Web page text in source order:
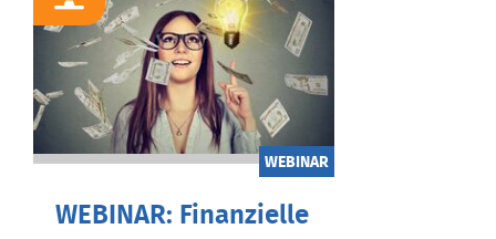
WEBINAR
WEBINAR: Finanzielle